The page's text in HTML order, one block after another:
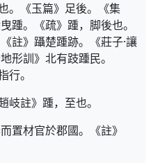
。《玉篇》足後。《集
踵。《疏》踵，脚後也。
註》躡楚踵跡。《莊子·讓
形訓》北有跂踵民。
行。
岐註》踵，至也。
置材官於郡國。《註》